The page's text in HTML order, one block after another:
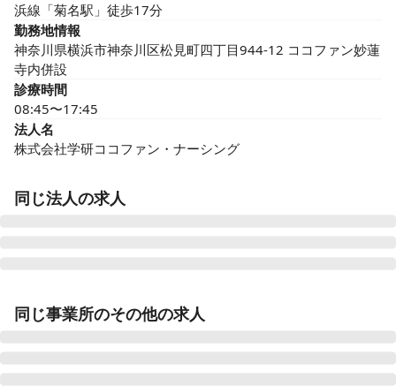
浜線「菊名駅」徒歩17分
勤務地情報
神奈川県横浜市神奈川区松見町四丁目944-12 ココファン妙蓮
寺内併設
診療時間
08:45〜17:45
法人名
株式会社学研ココファン・ナーシング
同じ法人の求人
千葉県柏市明原四丁目9-20 ココファン柏明原弐番館内併設
同じ事業所のその他の求人